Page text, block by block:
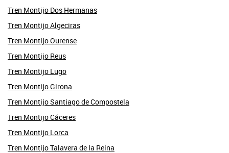
Tren Montijo Dos Hermanas
Tren Montijo Algeciras
Tren Montijo Ourense
Tren Montijo Reus
Tren Montijo Lugo
Tren Montijo Girona
Tren Montijo Santiago de Compostela
Tren Montijo Cáceres
Tren Montijo Lorca
Tren Montijo Talavera de la Reina